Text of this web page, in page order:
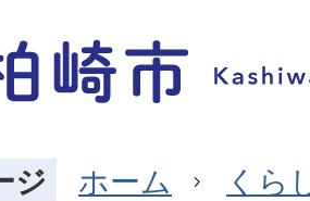
ジ ホーム くら